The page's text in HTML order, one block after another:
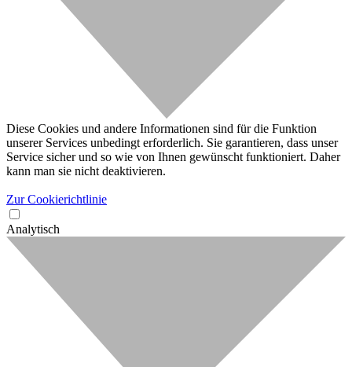
Diese Cookies und andere Informationen sind für die Funktion
unserer Services unbedingt erforderlich. Sie garantieren, dass unser
Service sicher und so wie von Ihnen gewünscht funktioniert. Daher
kann man sie nicht deaktivieren.
Zur Cookierichtlinie
Analytisch